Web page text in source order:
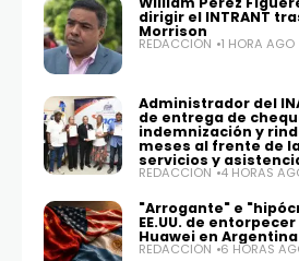
dirigir el INTRANT
Morrison
REDACCIÓN 1 HORA AGO
Administrador del
de entrega de
indemnización y
meses al frente de
servicios y
REDACCIÓN 4 HORAS
"Arrogante" e
EE.UU. de
Huawei en Argentina
REDACCIÓN 6 HORAS